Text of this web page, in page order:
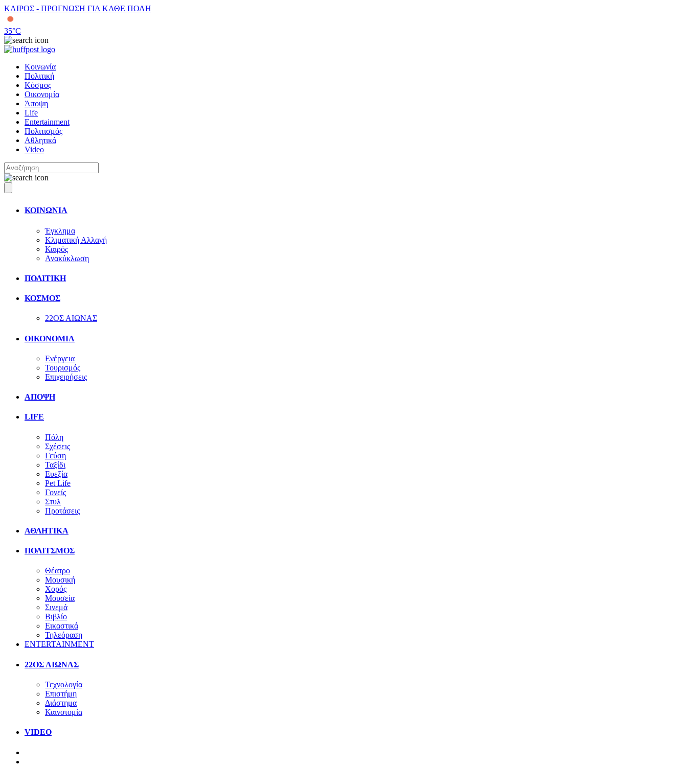
ΚΑΙΡΟΣ - ΠΡΟΓΝΩΣΗ ΓΙΑ ΚΑΘΕ ΠΟΛΗ
35°C
Κοινωνία
Πολιτική
Κόσμος
Οικονομία
Άποψη
Life
Entertainment
Πολιτισμός
Αθλητικά
Video
ΚΟΙΝΩΝΙΑ
Έγκλημα
Κλιματική Αλλαγή
Καιρός
Ανακύκλωση
ΠΟΛΙΤΙΚΗ
ΚΟΣΜΟΣ
22ΟΣ ΑΙΩΝΑΣ
ΟΙΚΟΝΟΜΙΑ
Ενέργεια
Τουρισμός
Επιχειρήσεις
ΑΠΟΨΗ
LIFE
Πόλη
Σχέσεις
Γεύση
Ταξίδι
Ευεξία
Pet Life
Γονείς
Στυλ
Προτάσεις
ΑΘΛΗΤΙΚΑ
ΠΟΛΙΤΣΜΟΣ
Θέατρο
Μουσική
Χορός
Μουσεία
Σινεμά
Βιβλίο
Εικαστικά
Τηλεόραση
ENTERTAINMENT
22ΟΣ ΑΙΩΝΑΣ
Τεχνολογία
Επιστήμη
Διάστημα
Καινοτομία
VIDEO